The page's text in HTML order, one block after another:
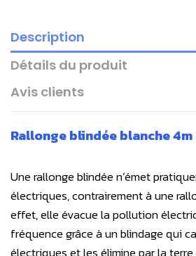
Description
Détails du produit
Avis clients
Rallonge blindée blanche 4m
Une rallonge blindéen’émet
électriques, contrairement à une
effet, elle évacue la pollution
fréquence grâce à un blindage qui
électriques et les élimine par la